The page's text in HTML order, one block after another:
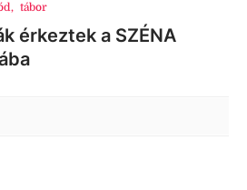
, tábor
érkeztek a SZÉNA